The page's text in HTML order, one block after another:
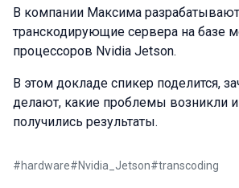
В компании Максима
транскодирующие сервера на базе
процессоров Nvidia Jetson.
В этом докладе спикер поделится,
делают, какие проблемы возникли
получились результаты.
#hardware#Nvidia_Jetson#transcoding